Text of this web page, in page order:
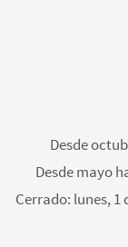
Desde
Desde mayo
Cerrado: lunes, 1